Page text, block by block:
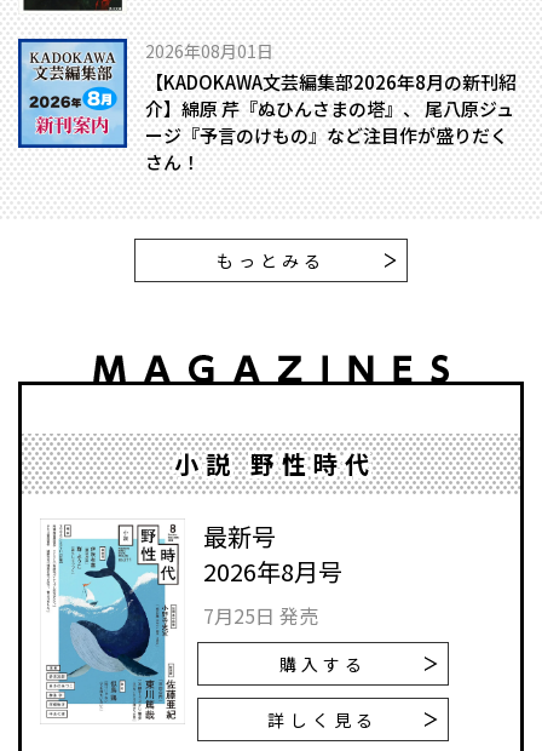
2026年08月01日
【KADOKAWA文芸編集部2026年8月の新刊紹
介】綿原 芹『ぬひんさまの塔』、 尾八原ジュ
ージ『予言のけもの』など注目作が盛りだく
さん！
もっとみる
小説 野性時代
最新号
2026年8月号
7月25日 発売
購入する
詳しく見る